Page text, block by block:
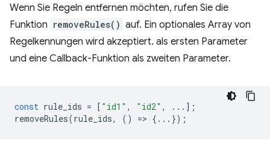
Wenn Sie Regeln entfernen möchten, rufen Sie die
Funktion removeRules() auf. Ein optionales Array von
Regelkennungen wird akzeptiert. als ersten Parameter
und eine Callback-Funktion als zweiten Parameter.
const rule_ids = [ "id1" , "id2" ,
...];
removeRules(rule_ids, () => {...});